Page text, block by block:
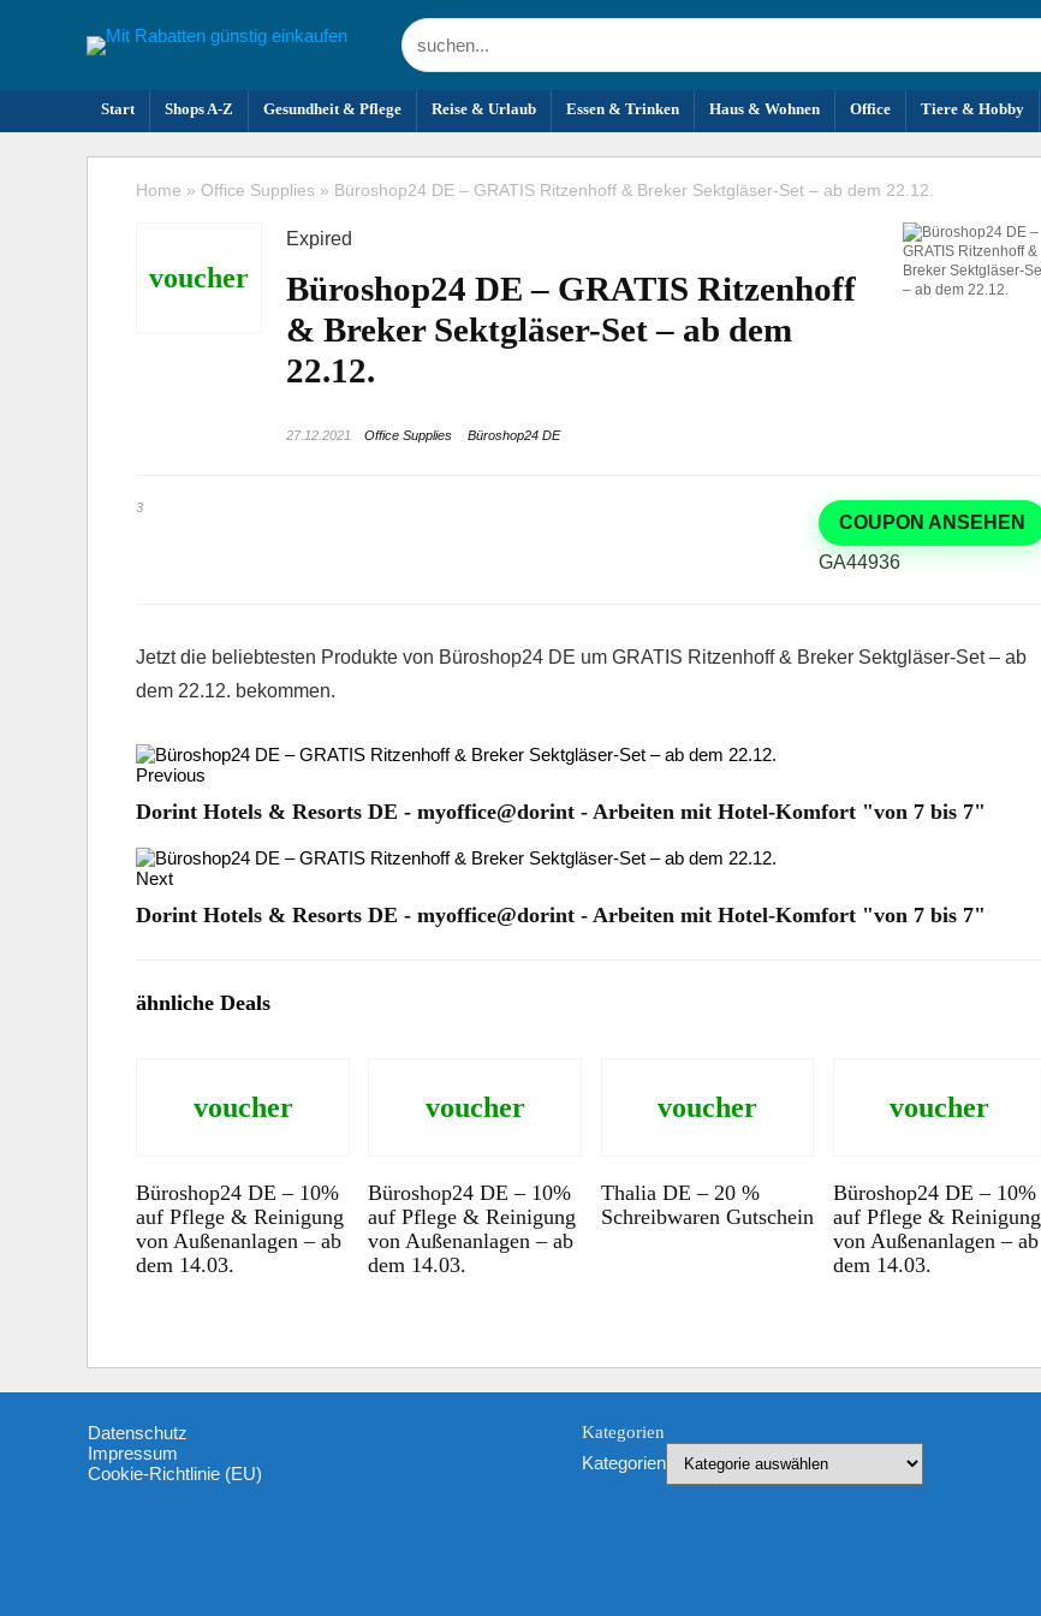
Start Shops A-Z Gesundheit & Pflege Reise & Urlaub Essen & Trinken Haus & Wohnen Office Tiere & Hobby
Home » Office Supplies » Büroshop24 DE – GRATIS Ritzenhoff & Breker Sektgläser-Set – ab dem 22.12.
voucher
Expired
Büroshop24 DE – GRATIS Ritzenhoff
& Breker Sektgläser-Set – ab dem
22.12.
27.12.2021 Office Supplies Büroshop24 DE
3
COUPON ANSEHEN
GA44936
Jetzt die beliebtesten Produkte von Büroshop24 DE um GRATIS Ritzenhoff & Breker Sektgläser-Set – ab
dem 22.12. bekommen.
Previous
Dorint Hotels & Resorts DE - myoffice@dorint - Arbeiten mit Hotel-Komfort "von 7 bis 7"
Next
Dorint Hotels & Resorts DE - myoffice@dorint - Arbeiten mit Hotel-Komfort "von 7 bis 7"
ähnliche Deals
voucher
Büroshop24 DE – 10%
auf Pflege & Reinigung
von Außenanlagen – ab
dem 14.03.
voucher
Büroshop24 DE – 10%
auf Pflege & Reinigung
von Außenanlagen – ab
dem 14.03.
voucher
Thalia DE – 20 %
Schreibwaren Gutschein
voucher
Büroshop24 DE – 10%
auf Pflege & Reinigung
von Außenanlagen – ab
dem 14.03.
Datenschutz
Impressum
Cookie-Richtlinie (EU)
Kategorien
Kategorien